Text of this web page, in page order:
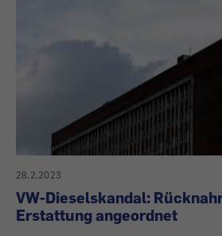
28.2.2023
VW-Dieselskandal:
Erstattung angeordnet